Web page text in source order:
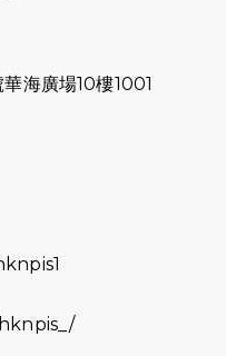
練習 - 7月9日（19:00
練習 - 6月18日
練習 - 6月11日（19:00
海廣場10樓1001